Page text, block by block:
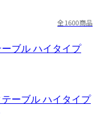
全1600商品
ーブル ハイタイプ